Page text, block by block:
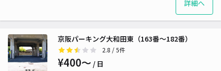
詳細へ
京阪パーキング大和田東（163番～182番）
2.8 / 5件
¥400〜 / 日